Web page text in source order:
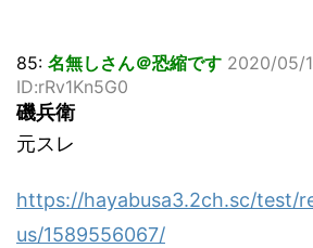
85: 名無しさん＠恐縮です 2020/05/
ID:rRv1Kn5G0
磯兵衛
元スレ
https://hayabusa3.2ch.sc/test/
us/1589556067/